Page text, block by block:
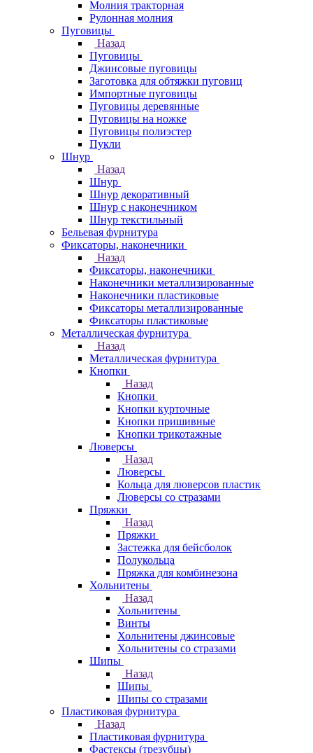
Молния тракторная
Рулонная молния
Пуговицы
Назад
Пуговицы
Джинсовые пуговицы
Заготовка для обтяжки пуговиц
Импортные пуговицы
Пуговицы деревянные
Пуговицы на ножке
Пуговицы полиэстер
Пукли
Шнур
Назад
Шнур
Шнур декоративный
Шнур с наконечником
Шнур текстильный
Бельевая фурнитура
Фиксаторы, наконечники
Назад
Фиксаторы, наконечники
Наконечники металлизированные
Наконечники пластиковые
Фиксаторы металлизированные
Фиксаторы пластиковые
Металлическая фурнитура
Назад
Металлическая фурнитура
Кнопки
Назад
Кнопки
Кнопки курточные
Кнопки пришивные
Кнопки трикотажные
Люверсы
Назад
Люверсы
Кольца для люверсов пластик
Люверсы со стразами
Пряжки
Назад
Пряжки
Застежка для бейсболок
Полукольца
Пряжка для комбинезона
Хольнитены
Назад
Хольнитены
Винты
Хольнитены джинсовые
Хольнитены со стразами
Шипы
Назад
Шипы
Шипы со стразами
Пластиковая фурнитура
Назад
Пластиковая фурнитура
Фастексы (трезубцы)